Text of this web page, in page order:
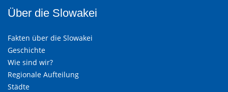
Über die Slowakei
Fakten über die Slowakei
Geschichte
Wie sind wir?
Regionale Aufteilung
Städte